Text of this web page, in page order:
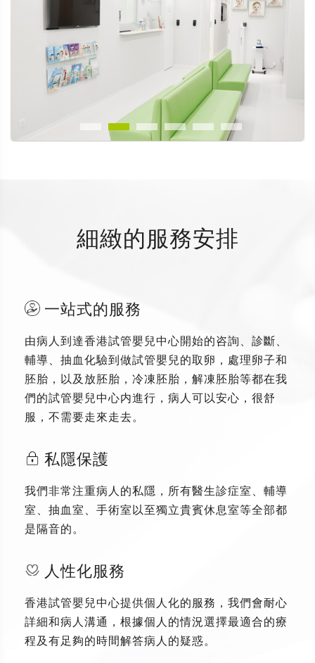
細緻的服務安排
一站式的服務
由病人到達香港試管嬰兒中心開始的咨詢、診斷、
輔導、抽血化驗到做試管嬰兒的取卵，處理卵子和
胚胎，以及放胚胎，冷凍胚胎，解凍胚胎等都在我
們的試管嬰兒中心内進行，病人可以安心，很舒
服，不需要走來走去。
私隱保護
我們非常注重病人的私隱，所有醫生診症室、輔導
室、抽血室、手術室以至獨立貴賓休息室等全部都
是隔音的。
人性化服務
香港試管嬰兒中心提供個人化的服務，我們會耐心
詳細和病人溝通，根據個人的情況選擇最適合的療
程及有足夠的時間解答病人的疑惑。